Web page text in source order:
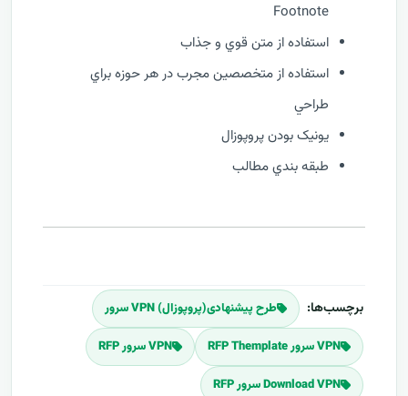
Footnote
استفاده از متن قوي و جذاب
استفاده از متخصصين مجرب در هر حوزه براي
طراحي
يونيک بودن پروپوزال
طبقه بندي مطالب
برچسب‌ها: طرح پیشنهادی(پروپوزال) VPN سرور
VPN سرور RFP Themplate VPN سرور RFP
Download VPN سرور RFP